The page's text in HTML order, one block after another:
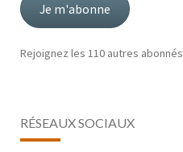
Je m'abonne
Rejoignez les 110 autres abonnés
RÉSEAUX SOCIAUX